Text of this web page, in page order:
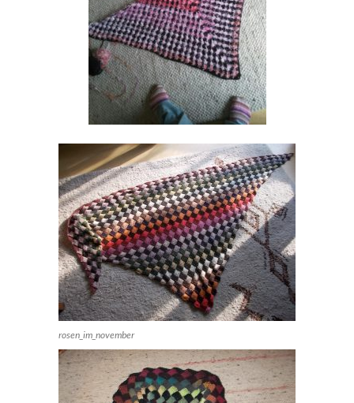
rosen_im_november